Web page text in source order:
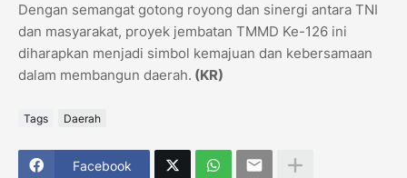
Dengan semangat gotong royong dan sinergi antara TNI
dan masyarakat, proyek jembatan TMMD Ke-126 ini
diharapkan menjadi simbol kemajuan dan kebersamaan
dalam membangun daerah. (KR)
Tags Daerah
Facebook